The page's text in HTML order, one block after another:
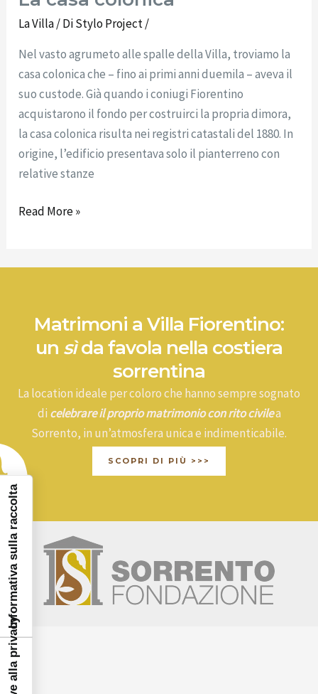
La Villa/ DiStylo Project/
Nel vasto agrumeto alle spalle della Villa, troviamo la
casa colonica che – fino ai primi anni duemila – aveva il
suo custode. Già quando i coniugi Fiorentino
acquistarono il fondo per costruirci la propria dimora,
la casa colonica risulta nei registri catastali del 1880. In
origine, l’edificio presentava solo il pianterreno con
relative stanze
Read More »
Matrimoni a Villa Fiorentino:
un sìda favola nella costiera
sorrentina
La location ideale per coloro che hanno sempre sognato
di celebrare il proprio matrimonio con rito civilea
Sorrento, in un’atmosfera unica e indimenticabile.
SCOPRI DI PIÙ >>>
Informativa sulla raccolta